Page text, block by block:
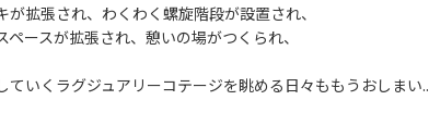
が拡張され、わくわく螺旋階段が設置され、
ペースが拡張され、憩いの場がつくられ、
ていくラグジュアリーコテージを眺める日々ももうおしまい..